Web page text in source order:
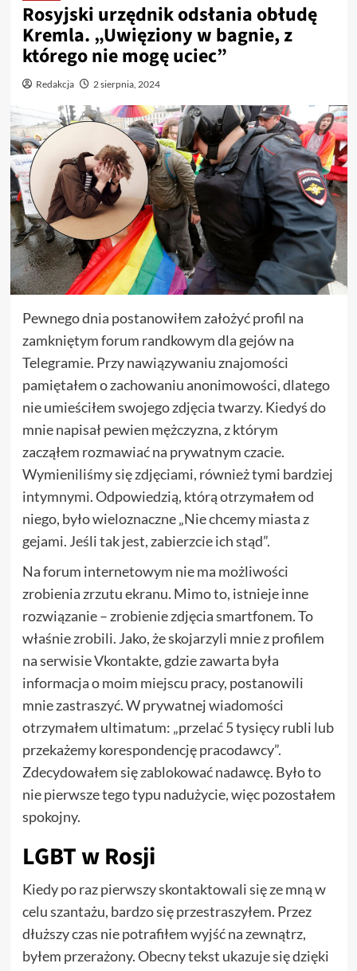
Rosyjski urzędnik odsłania obłudę
Kremla. „Uwięziony w bagnie, z
którego nie mogę uciec”
Redakcja 2 sierpnia, 2024
Pewnego dnia postanowiłem założyć profil na
zamkniętym forum randkowym dla gejów na
Telegramie. Przy nawiązywaniu znajomości
pamiętałem o zachowaniu anonimowości, dlatego
nie umieściłem swojego zdjęcia twarzy. Kiedyś do
mnie napisał pewien mężczyzna, z którym
zacząłem rozmawiać na prywatnym czacie.
Wymieniliśmy się zdjęciami, również tymi bardziej
intymnymi. Odpowiedzią, którą otrzymałem od
niego, było wieloznaczne „Nie chcemy miasta z
gejami. Jeśli tak jest, zabierzcie ich stąd”.
Na forum internetowym nie ma możliwości
zrobienia zrzutu ekranu. Mimo to, istnieje inne
rozwiązanie – zrobienie zdjęcia smartfonem. To
właśnie zrobili. Jako, że skojarzyli mnie z profilem
na serwisie Vkontakte, gdzie zawarta była
informacja o moim miejscu pracy, postanowili
mnie zastraszyć. W prywatnej wiadomości
otrzymałem ultimatum: „przelać 5 tysięcy rubli lub
przekażemy korespondencję pracodawcy”.
Zdecydowałem się zablokować nadawcę. Było to
nie pierwsze tego typu nadużycie, więc pozostałem
spokojny.
LGBT w Rosji
Kiedy po raz pierwszy skontaktowali się ze mną w
celu szantażu, bardzo się przestraszyłem. Przez
dłuższy czas nie potrafiłem wyjść na zewnątrz,
byłem przerażony. Obecny tekst ukazuje się dzięki